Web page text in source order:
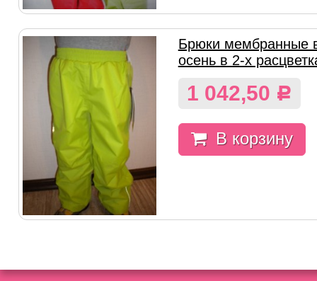
Брюки мембранные
осень в 2-х
1 042,50 Р
В корзину